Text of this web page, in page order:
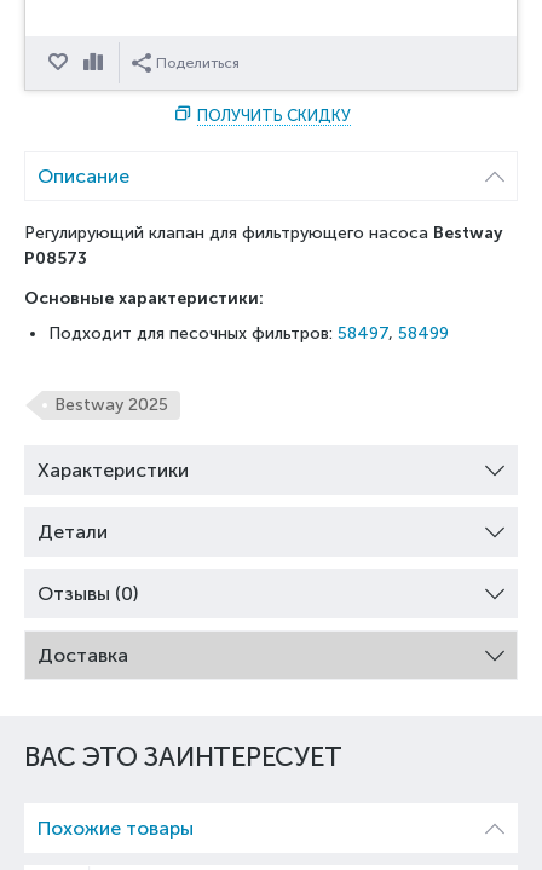
ОтложитьСравнитьПоделиться
ПОЛУЧИТЬ СКИДКУ
Описание
Регулирующий клапан для фильтрующего насоса Bestway
P08573
Основные характеристики:
Подходит для песочных фильтров: 58497, 58499
Bestway 2025
Характеристики
Детали
Отзывы (0)
Доставка
ВАС ЭТО ЗАИНТЕРЕСУЕТ
Похожие товары